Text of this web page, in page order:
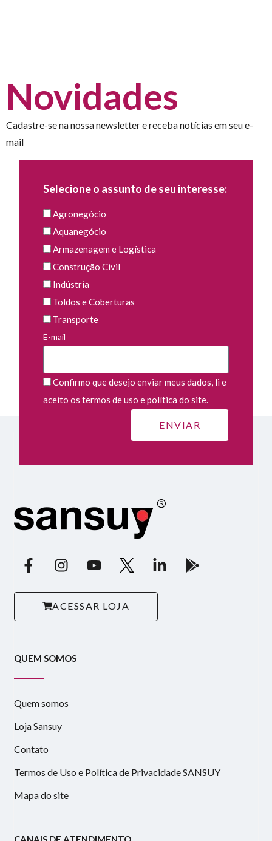
Novidades
Cadastre-se na nossa newsletter e receba notícias em seu e-
mail
Selecione o assunto de seu interesse:
Agronegócio
Aquanegócio
Armazenagem e Logística
Construção Civil
Indústria
Toldos e Coberturas
Transporte
E-mail
Confirmo que desejo enviar meus dados, li e
aceito os termos de uso e política do site.
ACESSAR LOJA
QUEM SOMOS
Quem somos
Loja Sansuy
Contato
Termos de Uso e Política de Privacidade SANSUY
Mapa do site